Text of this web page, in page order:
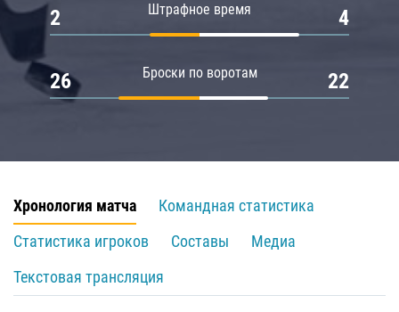
Штрафное время
2 4
Броски по воротам
26 22
Хронология матча
Командная статистика
Статистика игроков
Составы
Медиа
Текстовая трансляция